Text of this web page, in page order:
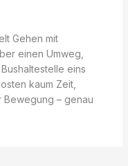
Gehen mit
einen Umweg,
eins
kaum Zeit,
Bewegung – genau